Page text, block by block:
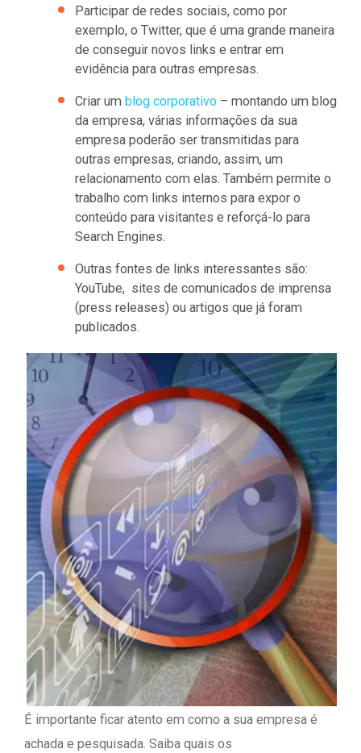
Participar de redes sociais, como por
exemplo, o Twitter, que é uma grande maneira
de conseguir novos links e entrar em
evidência para outras empresas.
Criar um blog corporativo – montando um blog
da empresa, várias informações da sua
empresa poderão ser transmitidas para
outras empresas, criando, assim, um
relacionamento com elas. Também permite o
trabalho com links internos para expor o
conteúdo para visitantes e reforçá-lo para
Search Engines.
Outras fontes de links interessantes são:
YouTube, sites de comunicados de imprensa
(press releases) ou artigos que já foram
publicados.
É importante ficar atento em como a sua empresa é
achada e pesquisada. Saiba quais os